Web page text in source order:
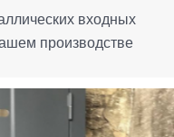
входных
производстве